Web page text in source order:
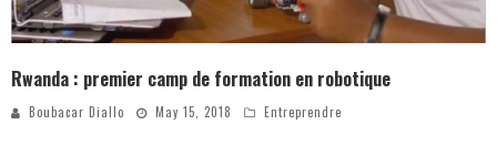
Rwanda : premier camp de formation en robotique
Boubacar Diallo May 15, 2018 Entreprendre